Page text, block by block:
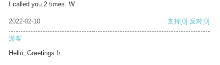
I called you 2 times. W
2022-02-10 支持[0] 反对[0]
游客
Hello, Greetings fr